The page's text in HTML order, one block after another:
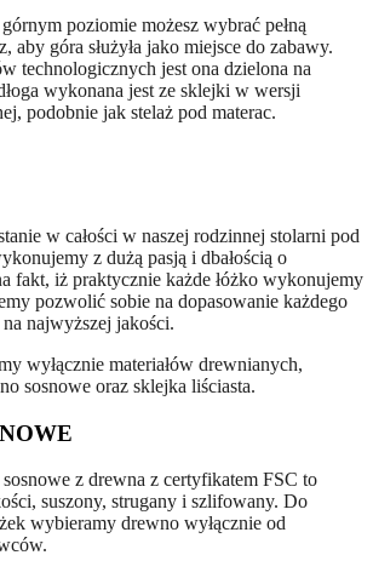
poziomie możesz wybrać pełną
aby góra służyła jako miejsce do zabawy.
technologicznych jest ona dzielona na
wykonana jest ze sklejki w wersji
podobnie jak stelaż pod materac.
w całości w naszej rodzinnej stolarni pod
z dużą pasją i dbałością o
fakt, iż praktycznie każde łóżko wykonujemy
pozwolić sobie na dopasowanie każdego
najwyższej jakości.
wyłącznie materiałów drewnianych,
sosnowe oraz sklejka liściasta.
z drewna z certyfikatem FSC to
suszony, strugany i szlifowany. Do
wybieramy drewno wyłącznie od